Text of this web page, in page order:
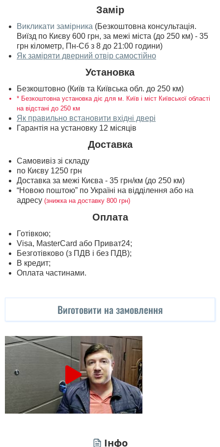
Замір
Викликати замірника (Безкоштовна консультація.
Виїзд по Києву 600 грн, за межі міста (до 250 км) - 35
грн кілометр, Пн-Сб з 8 до 21:00 години)
Як заміряти дверний отвір самостійно
Установка
Безкоштовно (Київ та Київська обл. до 250 км)
* Безкоштовна установка діє для м. Київ і міст Київської області
на відстані до 250 км
Як правильно встановити вхідні двері
Гарантія на установку 12 місяців
Доставка
Самовивіз зі складу
по Києву 1250 грн
Доставка за межі Києва - 35 грн/км (до 250 км)
“Новою поштою” по Україні на відділення або на
адресу (знижка на доставку 800 грн)
Оплата
Готівкою;
Visa, MasterСard або Приват24;
Безготівково (з ПДВ і без ПДВ);
В кредит;
Оплата частинами.
Виготовити на замовлення
Інфо